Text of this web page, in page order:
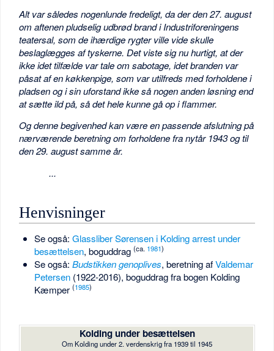
Alt var således nogenlunde fredeligt, da der den 27. august
om aftenen pludselig udbrød brand i Industriforeningens
teatersal, som de ihærdige rygter ville vide skulle
beslaglægges af tyskerne. Det viste sig nu hurtigt, at der
ikke idet tilfælde var tale om sabotage, idet branden var
påsat af en køkkenpige, som var utilfreds med forholdene i
pladsen og i sin uforstand ikke så nogen anden løsning end
at sætte ild på, så det hele kunne gå op i flammer.
Og denne begivenhed kan være en passende afslutning på
nærværende beretning om forholdene fra nytår 1943 og til
den 29. august samme år.
...
Henvisninger
Se også: Glassliber Sørensen i Kolding arrest under
besættelsen, boguddrag (ca. 1981)
Se også: Budstikken genoplives, beretning afValdemar
Petersen(1922-2016), boguddrag fra bogen Kolding
Kæmper (1985)
Kolding under besættelsen
Om Kolding under 2. verdenskrig fra 1939 til 1945